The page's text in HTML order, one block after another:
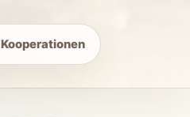
Kooperationen